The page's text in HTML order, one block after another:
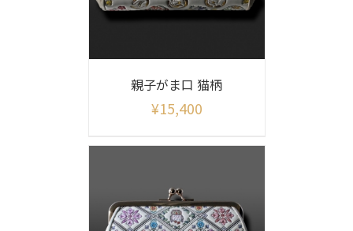
親子がま口 猫柄
¥15,400